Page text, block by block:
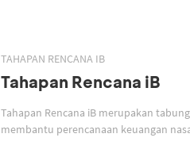
TAHAPAN RENCANA IB
Tahapan Rencana iB
Tahapan Rencana iB merupakan
membantu perencanaan keuangan